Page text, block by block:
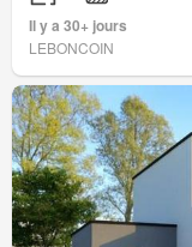
Il y a 30+ jours
LEBONCOIN